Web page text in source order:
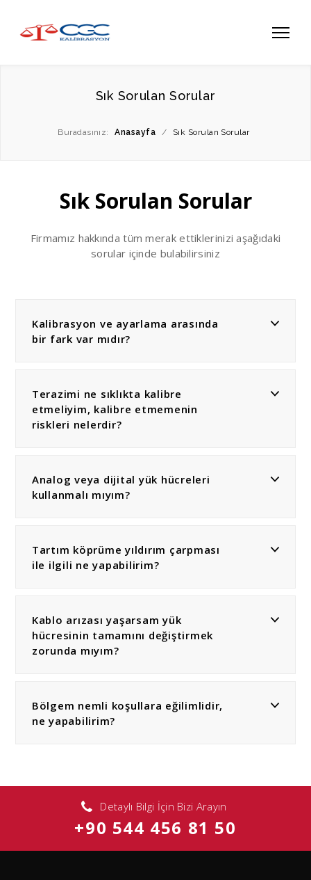
Sık Sorulan Sorular
Buradasınız: Anasayfa / Sık Sorulan Sorular
Sık Sorulan Sorular
Firmamız hakkında tüm merak ettiklerinizi aşağıdaki
sorular içinde bulabilirsiniz
Kalibrasyon ve ayarlama arasında
bir fark var mıdır?
Terazimi ne sıklıkta kalibre
etmeliyim, kalibre etmemenin
riskleri nelerdir?
Analog veya dijital yük hücreleri
kullanmalı mıyım?
Tartım köprüme yıldırım çarpması
ile ilgili ne yapabilirim?
Kablo arızası yaşarsam yük
hücresinin tamamını değiştirmek
zorunda mıyım?
Bölgem nemli koşullara eğilimlidir,
ne yapabilirim?
Detaylı Bilgi İçin Bizi Arayın
+90 544 456 81 50